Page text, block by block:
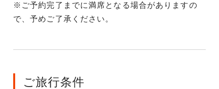
※ご予約完了までに満席となる場合がありますの
で、予めご了承ください。
ご旅行条件